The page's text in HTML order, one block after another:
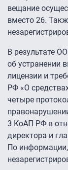
вещание
вместо 26.
В результате
об устранении
лицензии и
РФ «О
четыре
3 КоАП РФ в
директора и
По